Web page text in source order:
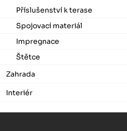
Příslušenství k terase
Spojovací materiál
Impregnace
Štětce
Zahrada
Interiér